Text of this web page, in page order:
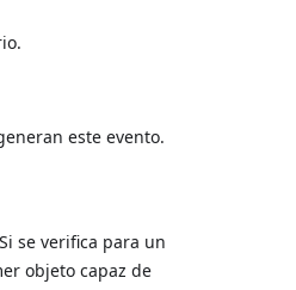
este evento.
se verifica para un
objeto capaz de